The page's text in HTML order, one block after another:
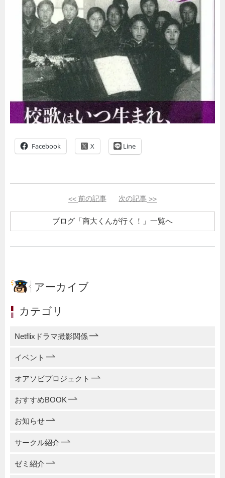
Facebook Line
<< 前の記事 次の記事 >>
ブログ「商大くんが行く！」一覧へ
アーカイブ
カテゴリ
Netflixドラマ撮影関係
イベント
オアソビプロジェクト
おすすめBOOK
お知らせ
サークル紹介
ゼミ紹介